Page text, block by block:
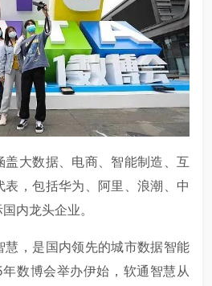
盖大数据、电商、智能制造、互
，包括华为、阿里、浪潮、中
内龙头企业。
慧，是国内领先的城市数据智能
数博会举办伊始，软通智慧从